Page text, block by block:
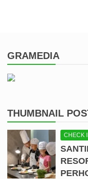
GRAMEDIA
THUMBNAIL
CHECK